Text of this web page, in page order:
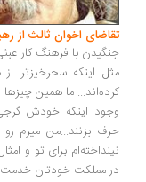
اخوان ثالث از رهبر
با فرهنگ کار عبثی است...
اینکه سحرخیزتر از ما
ما همین چیزها را
اینکه خودش گرجی
بزنند...من میرم رو
برای تو و امثال تو
مملکت خودتان خدمت کنید...